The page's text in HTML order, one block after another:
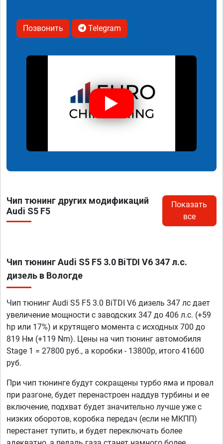
Позвонить Telegram
Чип тюнинг других модификаций
Audi S5 F5
Показать
все
Чип тюнинг Audi S5 F5 3.0 BiTDI V6 347 л.с.
дизель в Вологде
Чип тюнинг Audi S5 F5 3.0 BiTDI V6 дизель 347 лс дает
увеличение мощности с заводских 347 до 406 л.с. (+59
hp или 17%) и крутящего момента с исходных 700 до
819 Нм (+119 Nm). Цены на чип тюнинг автомобиля
Stage 1 = 27800 руб., а коробки - 13800р, итого 41600
руб.
При чип тюнинге будут сокращены турбо яма и провал
при разгоне, будет перенастроен наддув турбины и ее
включение, подхват будет значительно лучше уже с
низких оборотов, коробка передач (если не МКПП)
перестанет тупить, и будет переключать более